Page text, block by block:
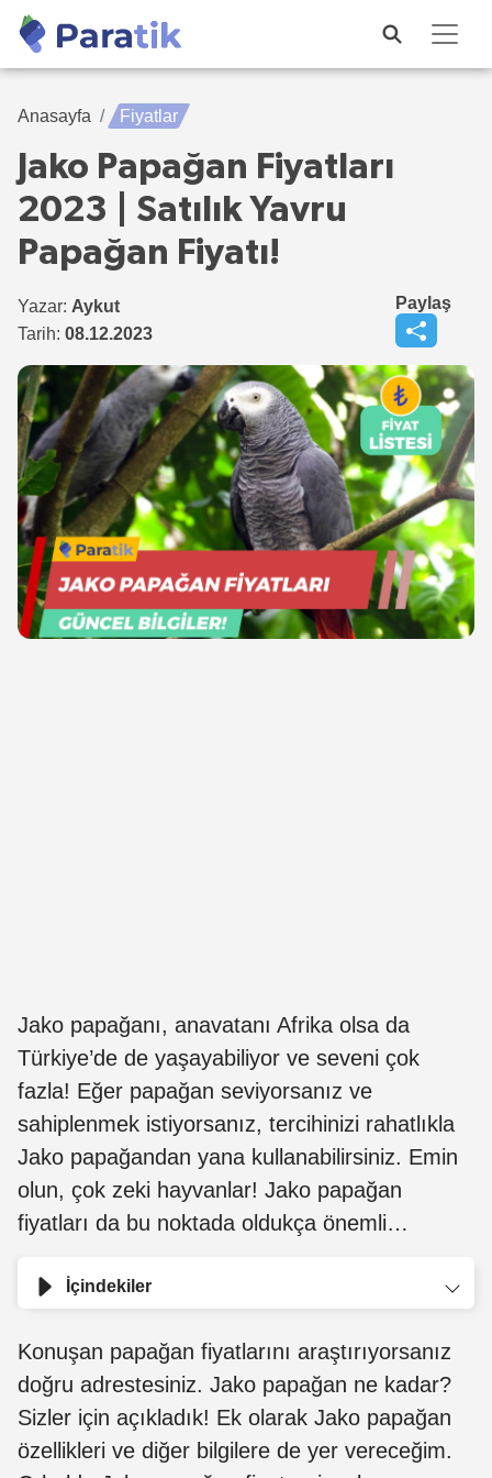
Anasayfa Fiyatlar
Jako Papağan Fiyatları
2023 | Satılık Yavru
Papağan Fiyatı!
Yazar: Aykut
Tarih: 08.12.2023
Paylaş
Jako papağanı, anavatanı Afrika olsa da
Türkiye’de de yaşayabiliyor ve seveni çok
fazla! Eğer papağan seviyorsanız ve
sahiplenmek istiyorsanız, tercihinizi rahatlıkla
Jako papağandan yana kullanabilirsiniz. Emin
olun, çok zeki hayvanlar! Jako papağan
fiyatları da bu noktada oldukça önemli…
İçindekiler
Konuşan papağan fiyatlarını araştırıyorsanız
doğru adrestesiniz. Jako papağan ne kadar?
Sizler için açıkladık! Ek olarak Jako papağan
özellikleri ve diğer bilgilere de yer vereceğim.